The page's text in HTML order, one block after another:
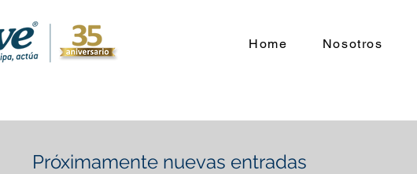
Home Nosotros
Próximamente nuevas entradas